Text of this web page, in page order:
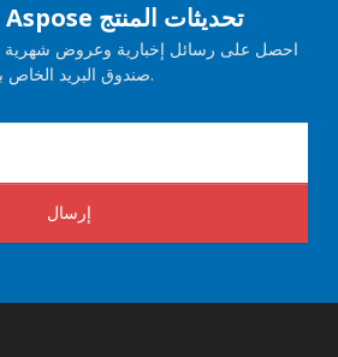
اشترك في Aspose تحديثات المنتج
احصل على رسائل إخبارية وعروض شهرية
صندوق البريد الخاص بك.
إرسال